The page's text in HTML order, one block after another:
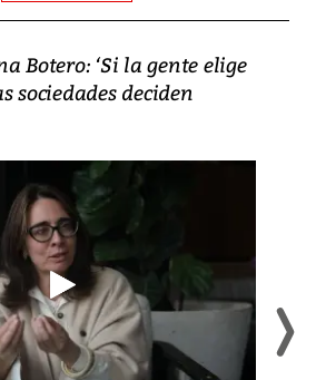
Botero: ‘Si la gente elige
sociedades deciden